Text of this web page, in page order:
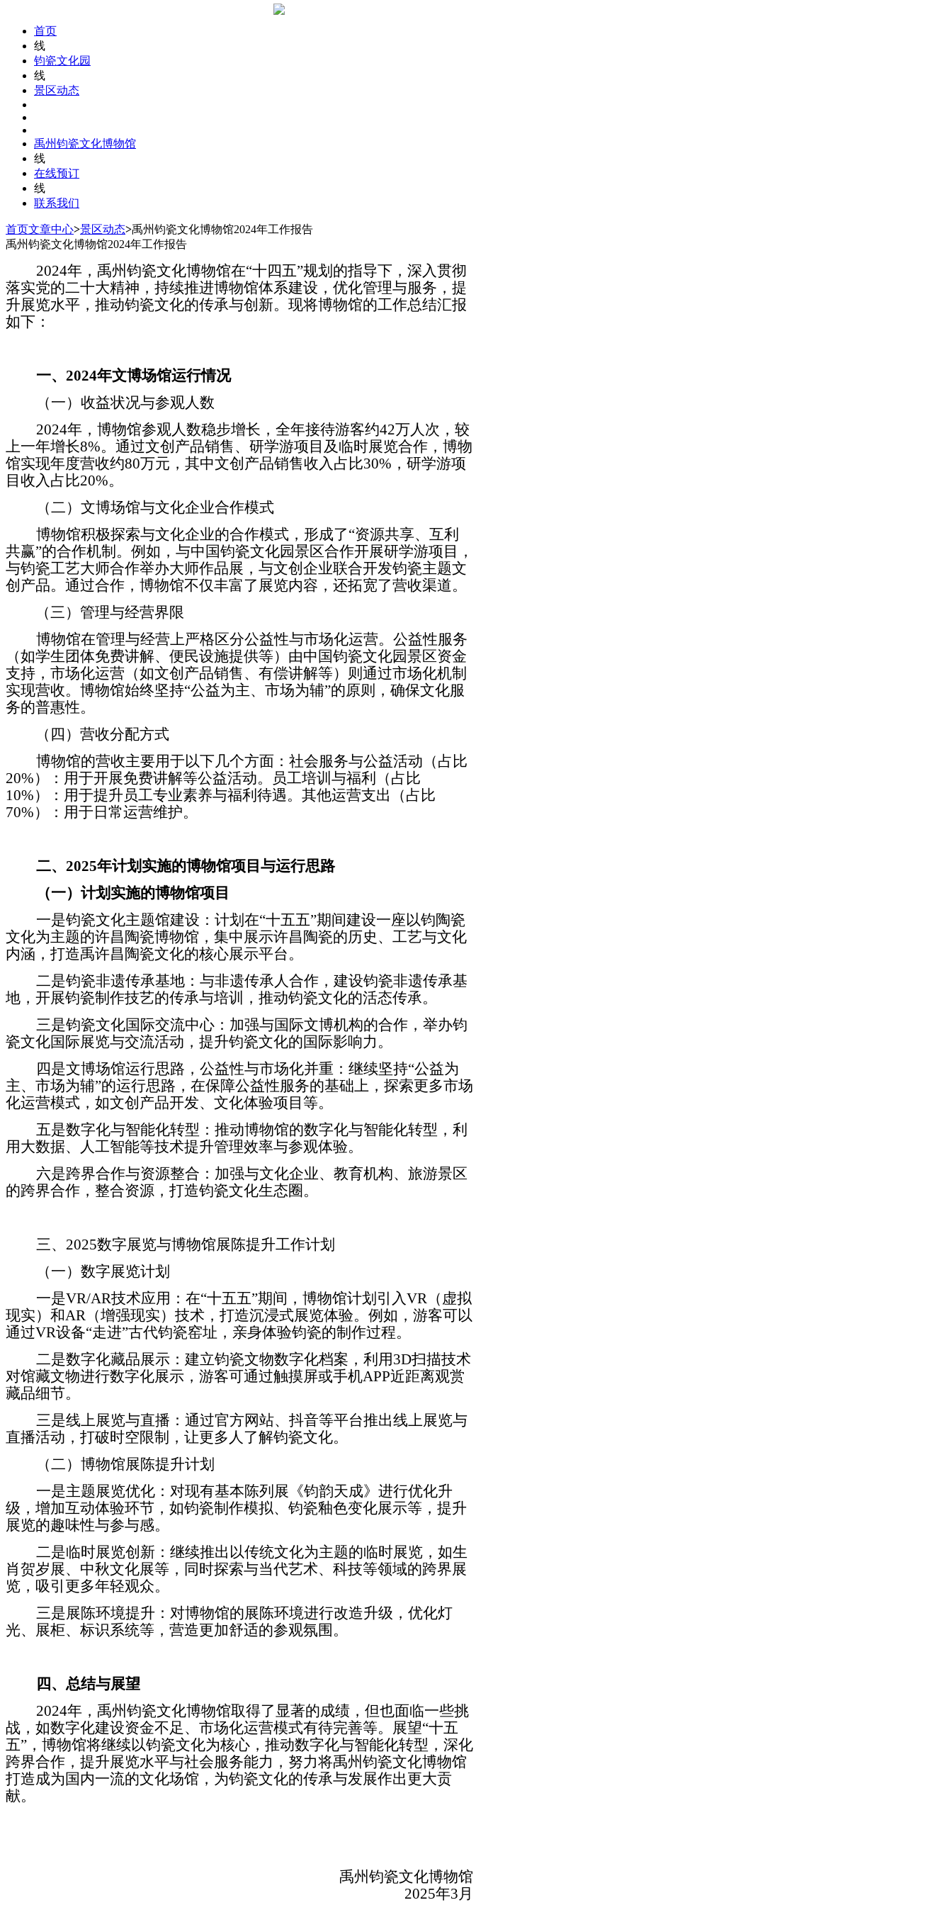
首页
线
钧瓷文化园
线
景区动态
禹州钧瓷文化博物馆
线
在线预订
线
联系我们
首页文章中心>景区动态>禹州钧瓷文化博物馆2024年工作报告
禹州钧瓷文化博物馆2024年工作报告
2024年，禹州钧瓷文化博物馆在“十四五”规划的指导下，深入贯彻
落实党的二十大精神，持续推进博物馆体系建设，优化管理与服务，提
升展览水平，推动钧瓷文化的传承与创新。现将博物馆的工作总结汇报
如下：
一、 2024年文博场馆运行情况
（一） 收益状况与参观人数
2024年，博物馆参观人数稳步增长，全年接待游客约42万人次，较
上一年增长8%。通过文创产品销售、研学游项目及临时展览合作，博物
馆实现年度营收约80万元，其中文创产品销售收入占比30% ，研学游项
目收入占比20%。
（二） 文博场馆与文化企业合作模式
博物馆积极探索与文化企业的合作模式，形成了“资源共享、互利
共赢”的合作机制。例如，与中国钧瓷文化园景区合作开展研学游项目，
与钧瓷工艺大师合作举办大师作品展，与文创企业联合开发钧瓷主题文
创产品。通过合作，博物馆不仅丰富了展览内容，还拓宽了营收渠道。
（三） 管理与经营界限
博物馆在管理与经营上严格区分公益性与市场化运营。公益性服务
（如学生团体免费讲解、便民设施提供等）由中国钧瓷文化园景区资金
支持，市场化运营（如文创产品销售、有偿讲解等）则通过市场化机制
实现营收。博物馆始终坚持“公益为主、市场为辅”的原则，确保文化服
务的普惠性。
（四） 营收分配方式
博物馆的营收主要用于以下几个方面：社会服务与公益活动（占比
20%）：用于开展免费讲解等公益活动。员工培训与福利（占比
10%）：用于提升员工专业素养与福利待遇。其他运营支出（占比
70%）：用于日常运营维护。
二、 2025年计划实施的博物馆项目与运行思路
（一） 计划实施的博物馆项目
一是钧瓷文化主题馆建设：计划在“十五五”期间建设一座以钧陶瓷
文化为主题的许昌陶瓷博物馆，集中展示许昌陶瓷的历史、工艺与文化
内涵，打造禹许昌陶瓷文化的核心展示平台。
二是钧瓷非遗传承基地：与非遗传承人合作，建设钧瓷非遗传承基
地，开展钧瓷制作技艺的传承与培训，推动钧瓷文化的活态传承。
三是钧瓷文化国际交流中心：加强与国际文博机构的合作，举办钧
瓷文化国际展览与交流活动，提升钧瓷文化的国际影响力。
四是文博场馆运行思路，公益性与市场化并重：继续坚持“公益为
主、市场为辅”的运行思路，在保障公益性服务的基础上，探索更多市场
化运营模式，如文创产品开发、文化体验项目等。
五是数字化与智能化转型：推动博物馆的数字化与智能化转型，利
用大数据、人工智能等技术提升管理效率与参观体验。
六是跨界合作与资源整合：加强与文化企业、教育机构、旅游景区
的跨界合作，整合资源，打造钧瓷文化生态圈。
三、 2025数字展览与博物馆展陈提升工作计划
（一） 数字展览计划
一是VR/AR技术应用：在“十五五”期间，博物馆计划引入VR （虚拟
现实）和AR （增强现实）技术，打造沉浸式展览体验。例如，游客可以
通过VR设备“走进”古代钧瓷窑址，亲身体验钧瓷的制作过程。
二是数字化藏品展示：建立钧瓷文物数字化档案，利用3D扫描技术
对馆藏文物进行数字化展示，游客可通过触摸屏或手机APP近距离观赏
藏品细节。
三是线上展览与直播：通过官方网站、抖音等平台推出线上展览与
直播活动，打破时空限制，让更多人了解钧瓷文化。
（二） 博物馆展陈提升计划
一是主题展览优化：对现有基本陈列展《钧韵天成》进行优化升
级，增加互动体验环节，如钧瓷制作模拟、钧瓷釉色变化展示等，提升
展览的趣味性与参与感。
二是临时展览创新：继续推出以传统文化为主题的临时展览，如生
肖贺岁展、中秋文化展等，同时探索与当代艺术、科技等领域的跨界展
览，吸引更多年轻观众。
三是展陈环境提升：对博物馆的展陈环境进行改造升级，优化灯
光、展柜、标识系统等，营造更加舒适的参观氛围。
四、总结与展望
2024年，禹州钧瓷文化博物馆取得了显著的成绩，但也面临一些挑
战，如数字化建设资金不足、市场化运营模式有待完善等。展望“十五
五” ，博物馆将继续以钧瓷文化为核心，推动数字化与智能化转型，深化
跨界合作，提升展览水平与社会服务能力，努力将禹州钧瓷文化博物馆
打造成为国内一流的文化场馆，为钧瓷文化的传承与发展作出更大贡
献。
禹州钧瓷文化博物馆
2025年3月